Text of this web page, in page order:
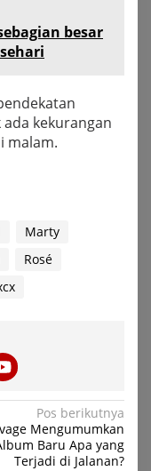
besar
kekurangan
malam.
Marty
Rosé
Pos berikutnya
Mengumumkan
Baru Apa yang
Terjadi di Jalanan?